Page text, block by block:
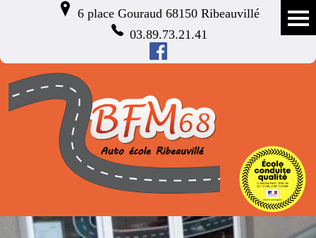
6 place Gouraud 68150 Ribeauvillé
03.89.73.21.41